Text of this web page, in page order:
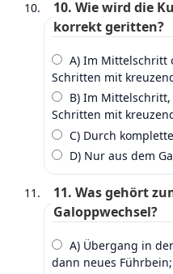
10. Wie wird die
korrekt geritten?
A) Im Mittelschritt
Schritten mit
B) Im
Schritten mit
C) Durch
D) Nur aus dem
11. Was gehört
Galoppwechsel?
A) Übergang in
dann neues